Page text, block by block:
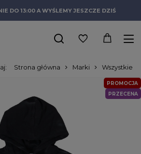
DO 13:00 A WYŚLEMY JESZCZE DZIŚ
Strona główna Marki Wszystkie
PROMOCJA
PRZECENA